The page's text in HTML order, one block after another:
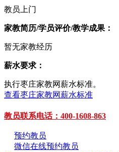
教员上门
家教简历/学员评价/教学成果：
暂无家教经历
薪水要求：
执行枣庄家教网薪水标准。
查看枣庄家教网薪水标准
教员联系电话：400-1608-863
预约教员
微信在线预约教员